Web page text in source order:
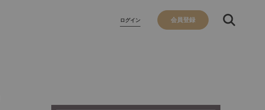
ログイン 会員登録